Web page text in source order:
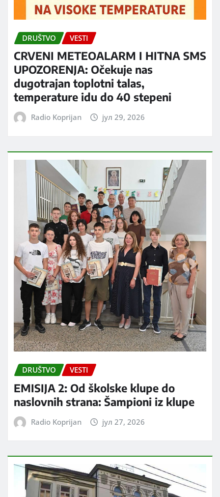
DRUŠTVO VESTI
CRVENI METEOALARM I HITNA SMS
UPOZORENJA: Očekuje nas
dugotrajan toplotni talas,
temperature idu do 40 stepeni
Radio Koprijan јул 29, 2026
DRUŠTVO VESTI
EMISIJA 2: Od školske klupe do
naslovnih strana: Šampioni iz klupe
Radio Koprijan јул 27, 2026